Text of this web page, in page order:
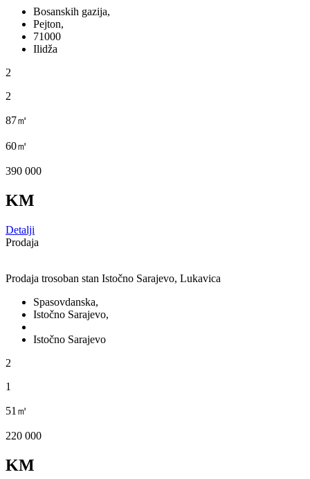
Bosanskih gazija,
Pejton,
71000
Ilidža
2
2
87㎡
60㎡
390 000
KM
Detalji
Prodaja
Prodaja trosoban stan Istočno Sarajevo, Lukavica
Spasovdanska,
Istočno Sarajevo,
Istočno Sarajevo
2
1
51㎡
220 000
KM